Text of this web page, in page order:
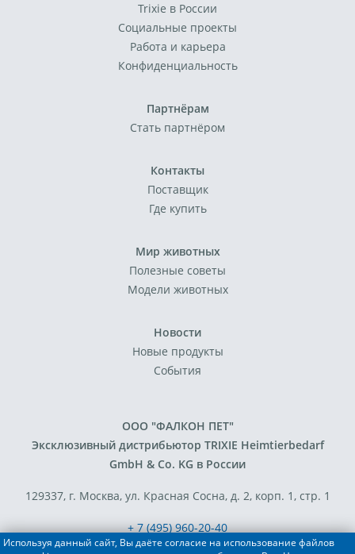
Trixie в России
Социальные проекты
Работа и карьера
Конфиденциальность
Партнёрам
Стать партнёром
Контакты
Поставщик
Где купить
Мир животных
Полезные советы
Модели животных
Новости
Новые продукты
События
ООО "ФАЛКОН ПЕТ"
Эксклюзивный дистрибьютор TRIXIE Heimtierbedarf
GmbH & Co. KG в России
129337, г. Москва, ул. Красная Сосна, д. 2, корп. 1, стр. 1
+ 7 (495) 960-20-40
+ 7 (495) 122-25-18
Используя данный сайт, Вы даёте согласие на использование файлов